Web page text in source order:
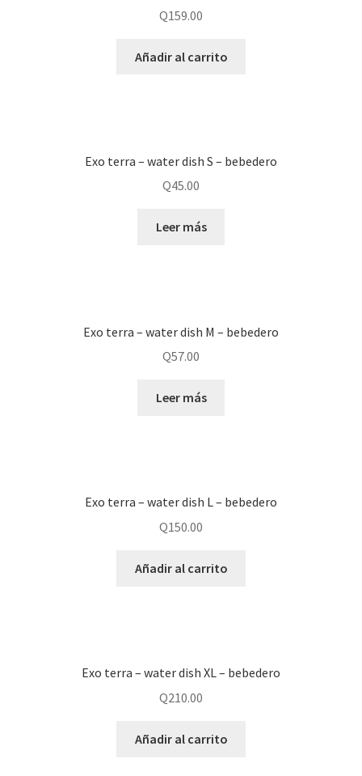
Q159.00
Añadir al carrito
Exo terra – water dish S – bebedero
Q45.00
Leer más
Exo terra – water dish M – bebedero
Q57.00
Leer más
Exo terra – water dish L – bebedero
Q150.00
Añadir al carrito
Exo terra – water dish XL – bebedero
Q210.00
Añadir al carrito